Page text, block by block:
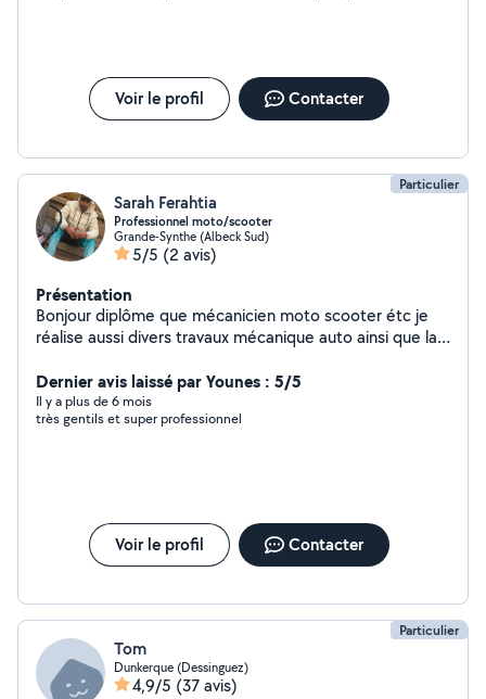
Voir le profil Contacter
Particulier
Sarah Ferahtia
Professionnel moto/scooter
Grande-Synthe (Albeck Sud)
5/5 (2 avis)
Présentation
Bonjour diplôme que mécanicien moto scooter étc je
réalise aussi divers travaux mécanique auto ainsi que la
n'hésitez pas à me contacter si besoin
Dernier avis laissé par Younes : 5/5
Il y a plus de 6 mois
très gentils et super professionnel
Voir le profil Contacter
Particulier
Tom
Dunkerque (Dessinguez)
4,9/5 (37 avis)